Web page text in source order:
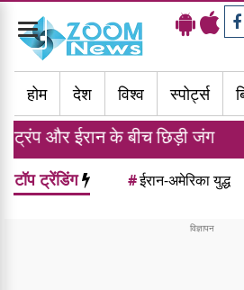
Toggle
navigation
होम
देश विश्व स्पोर्ट्स
के बीच छिड़ी जंग
टॉप ट्रेंडिंग #ईरान-अमेरिका युद्ध